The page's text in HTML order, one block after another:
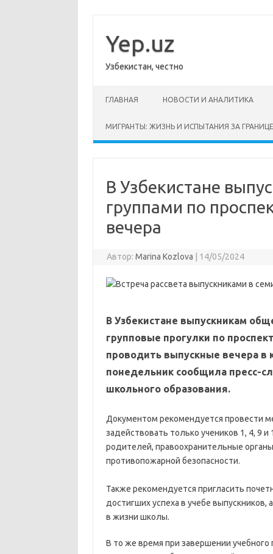
содержимому
Yep.uz
Узбекистан, честно
ГЛАВНАЯ НОВОСТИ И АНАЛИТИКА
МИГРАНТЫ: ЖИЗНЬ И ИСПЫТАНИЯ ЗА
В Узбекистане
группами по
вечера
Автор: Marina Kozlova 14/05/2024
В Узбекистане выпускникам
групповые прогулки по
проводить выпускные вечера в
понедельник сообщила пресс-
школьного образования.
Документом рекомендуется провести
задействовать только учеников 1, 4, 9
родителей, правоохранительные
противопожарной безопасности.
Также рекомендуется пригласить
достигших успеха в учебе
в жизни школы.
В то же время при завершении учебного